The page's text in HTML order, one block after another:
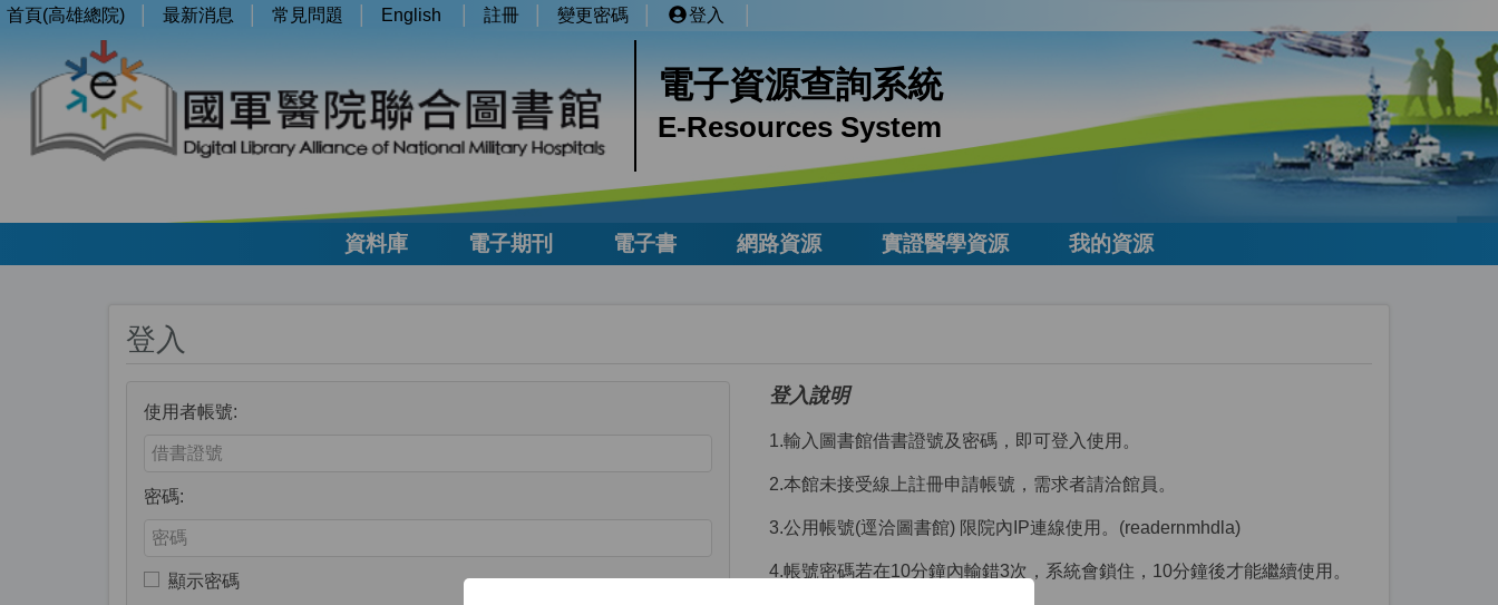
首頁(高雄總院) 最新消息 常見問題 English 註冊 變更密碼 登入
電子資源查詢系統
E-Resources System
資料庫 電子期刊 電子書 網路資源 實證醫學資源 我的資源
登入
使用者帳號:
Enter your username or email address
密碼:
Enter your password
顯示密碼
登入說明
1.輸入 圖書館借書證號及密碼，即可登入使用。
2.本館未接受線上註冊申請帳號，需求者請洽館員。
3.公用帳號(逕洽圖書館) 限院內IP連線使用。 (readernmhdla)
4.帳號密碼若在10分鐘內輸錯3次，系統會鎖住，10分鐘後才能繼續使用 。